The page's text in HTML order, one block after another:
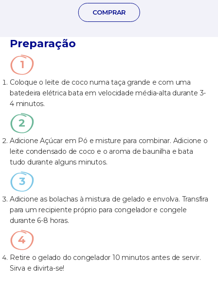
COMPRAR
Preparação
Coloque o leite de coco numa taça grande e com uma
batedeira elétrica bata em velocidade média-alta durante 3-
4 minutos.
Adicione Açúcar em Pó e misture para combinar. Adicione o
leite condensado de coco e o aroma de baunilha e bata
tudo durante alguns minutos.
Adicione as bolachas à mistura de gelado e envolva. Transfira
para um recipiente próprio para congelador e congele
durante 6-8 horas.
Retire o gelado do congelador 10 minutos antes de servir.
Sirva e divirta-se!